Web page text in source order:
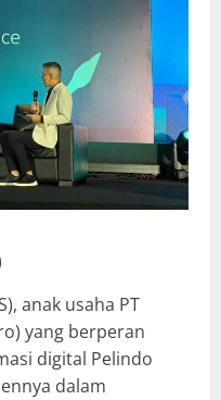
anak usaha PT
yang berperan
digital Pelindo
dalam